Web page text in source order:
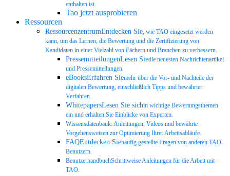
enthalten ist.
Tao jetzt ausprobieren
Ressourcen
RessourcenzentrumEntdecken Sie, wie TAO eingesetzt werden
kann, um das Lernen, die Bewertung und die Zertifizierung von
Kandidaten in einer Vielzahl von Fächern und Branchen zu verbessern.
PressemitteilungenLesen Siedie neuesten Nachrichtenartikel
und Pressemitteilungen.
eBooksErfahren Siemehr über die Vor- und Nachteile der
digitalen Bewertung, einschließlich Tipps und bewährter
Verfahren.
WhitepapersLesen Sie sichin wichtige Bewertungsthemen
ein und erhalten Sie Einblicke von Experten.
Wissensdatenbank: Anleitungen, Videos und bewährte
Vorgehensweisen zur Optimierung Ihrer Arbeitsabläufe.
FAQEntdecken Siehäufig gestellte Fragen von anderen TAO-
Benutzern.
BenutzerhandbuchSchrittweise Anleitungen für die Arbeit mit
TAO.